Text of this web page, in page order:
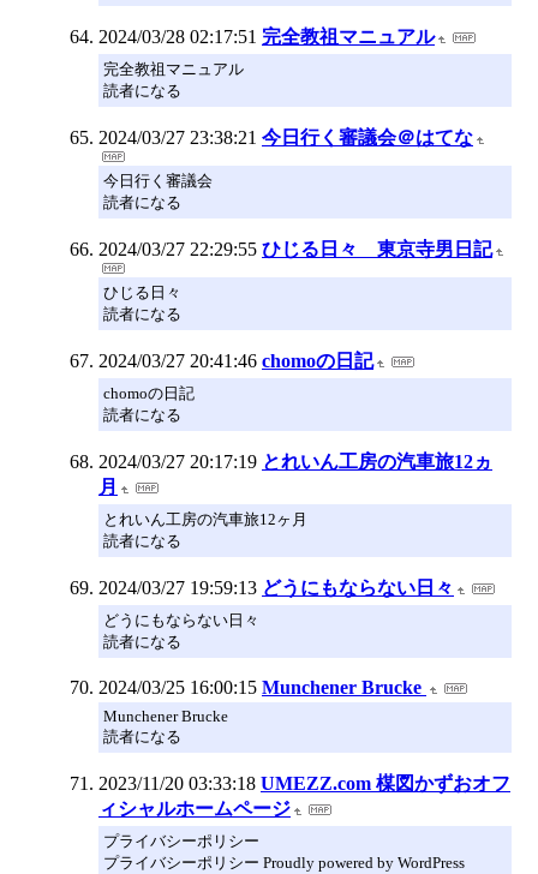
2024/03/28 02:17:51 完全教祖マニュアル
完全教祖マニュアル
読者になる
2024/03/27 23:38:21 今日行く審議会＠はてな
今日行く審議会
読者になる
2024/03/27 22:29:55 ひじる日々 東京寺男日記
ひじる日々
読者になる
2024/03/27 20:41:46 chomoの日記
chomoの日記
読者になる
2024/03/27 20:17:19 とれいん工房の汽車旅12ヵ
月
とれいん工房の汽車旅12ヶ月
読者になる
2024/03/27 19:59:13 どうにもならない日々
どうにもならない日々
読者になる
2024/03/25 16:00:15 Munchener Brucke
Munchener Brucke
読者になる
2023/11/20 03:33:18 UMEZZ.com 楳図かずおオフ
ィシャルホームページ
プライバシーポリシー
プライバシーポリシー Proudly powered by WordPress